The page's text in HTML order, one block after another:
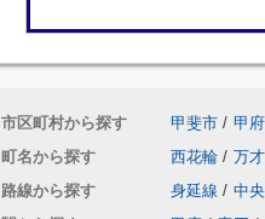
市区町村から探す 甲斐市 / 甲
町名から探す
西花輪 / 万才
路線から探す
身延線 / 中